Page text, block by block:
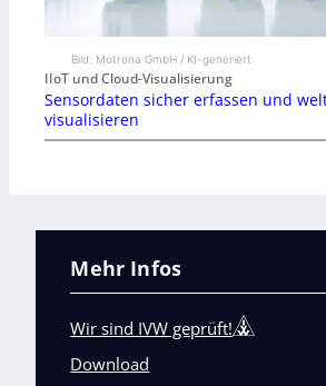
Bild: Motrona GmbH / KI-generiert
IIoT und Cloud-Visualisierung
Sensordaten sicher erfassen und
visualisieren
Mehr Infos
Wir sind IVW geprüft!
Download